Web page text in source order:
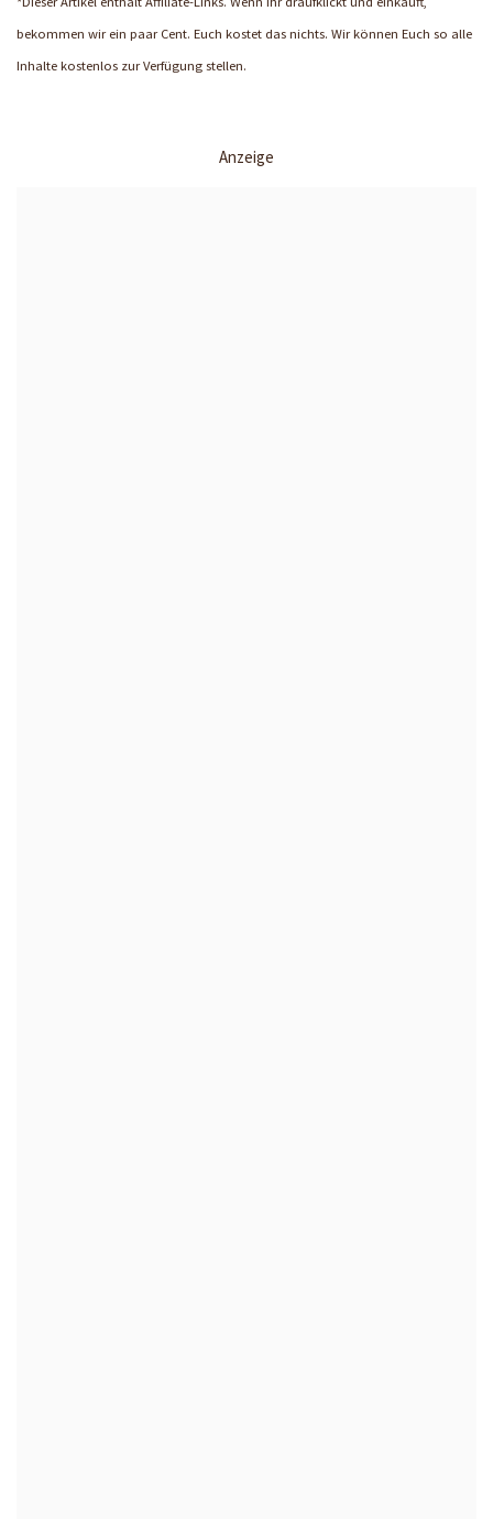
bekommen wir ein paar Cent. Euch kostet das nichts. Wir können Euch so alle
Inhalte kostenlos zur Verfügung stellen.
Anzeige